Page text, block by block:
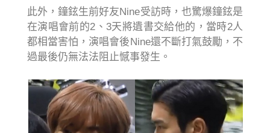
此外，鐘鉉生前好友Nine受訪時，也驚爆鐘鉉是
在演唱會前的2、3天將遺書交給他的，當時2人
都相當害怕，演唱會後Nine還不斷打氣鼓勵，不
過最後仍無法法阻止憾事發生。